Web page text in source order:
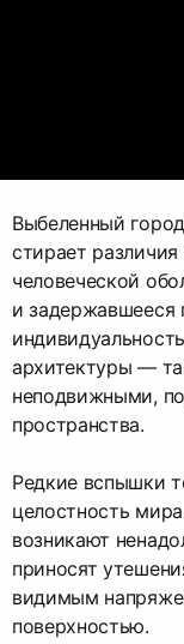
Выбеленный
стирает
человеческой
и задержавшееся
архитектуры —
неподвижными,
пространства.
Редкие вспышки
целостность
возникают
приносят
видимым
поверхностью.